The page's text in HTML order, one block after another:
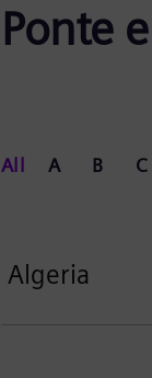
Ponte
All A B C
Algeria